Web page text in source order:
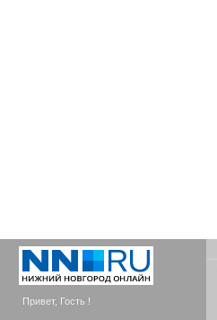
Привет, Гость !